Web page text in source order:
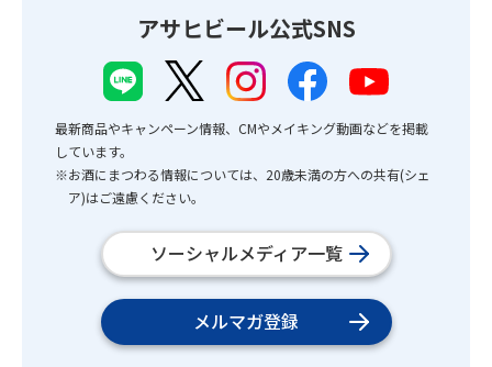
アサヒビール公式SNS
最新商品やキャンペーン情報、CMやメイキング動画などを掲載
しています。
※お酒にまつわる情報については、20歳未満の方への共有(シェ
ア)はご遠慮ください。
ソーシャルメディア一覧
メルマガ登録